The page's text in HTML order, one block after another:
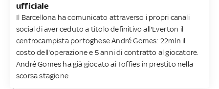
ufficiale
Il Barcellona ha comunicato attraverso i propri canali
social di aver ceduto a titolo definitivo all'Everton il
centrocampista portoghese André Gomes: 22mln il
costo dell'operazione e 5 anni di contratto al giocatore.
André Gomes ha già giocato ai Toffies in prestito nella
scorsa stagione